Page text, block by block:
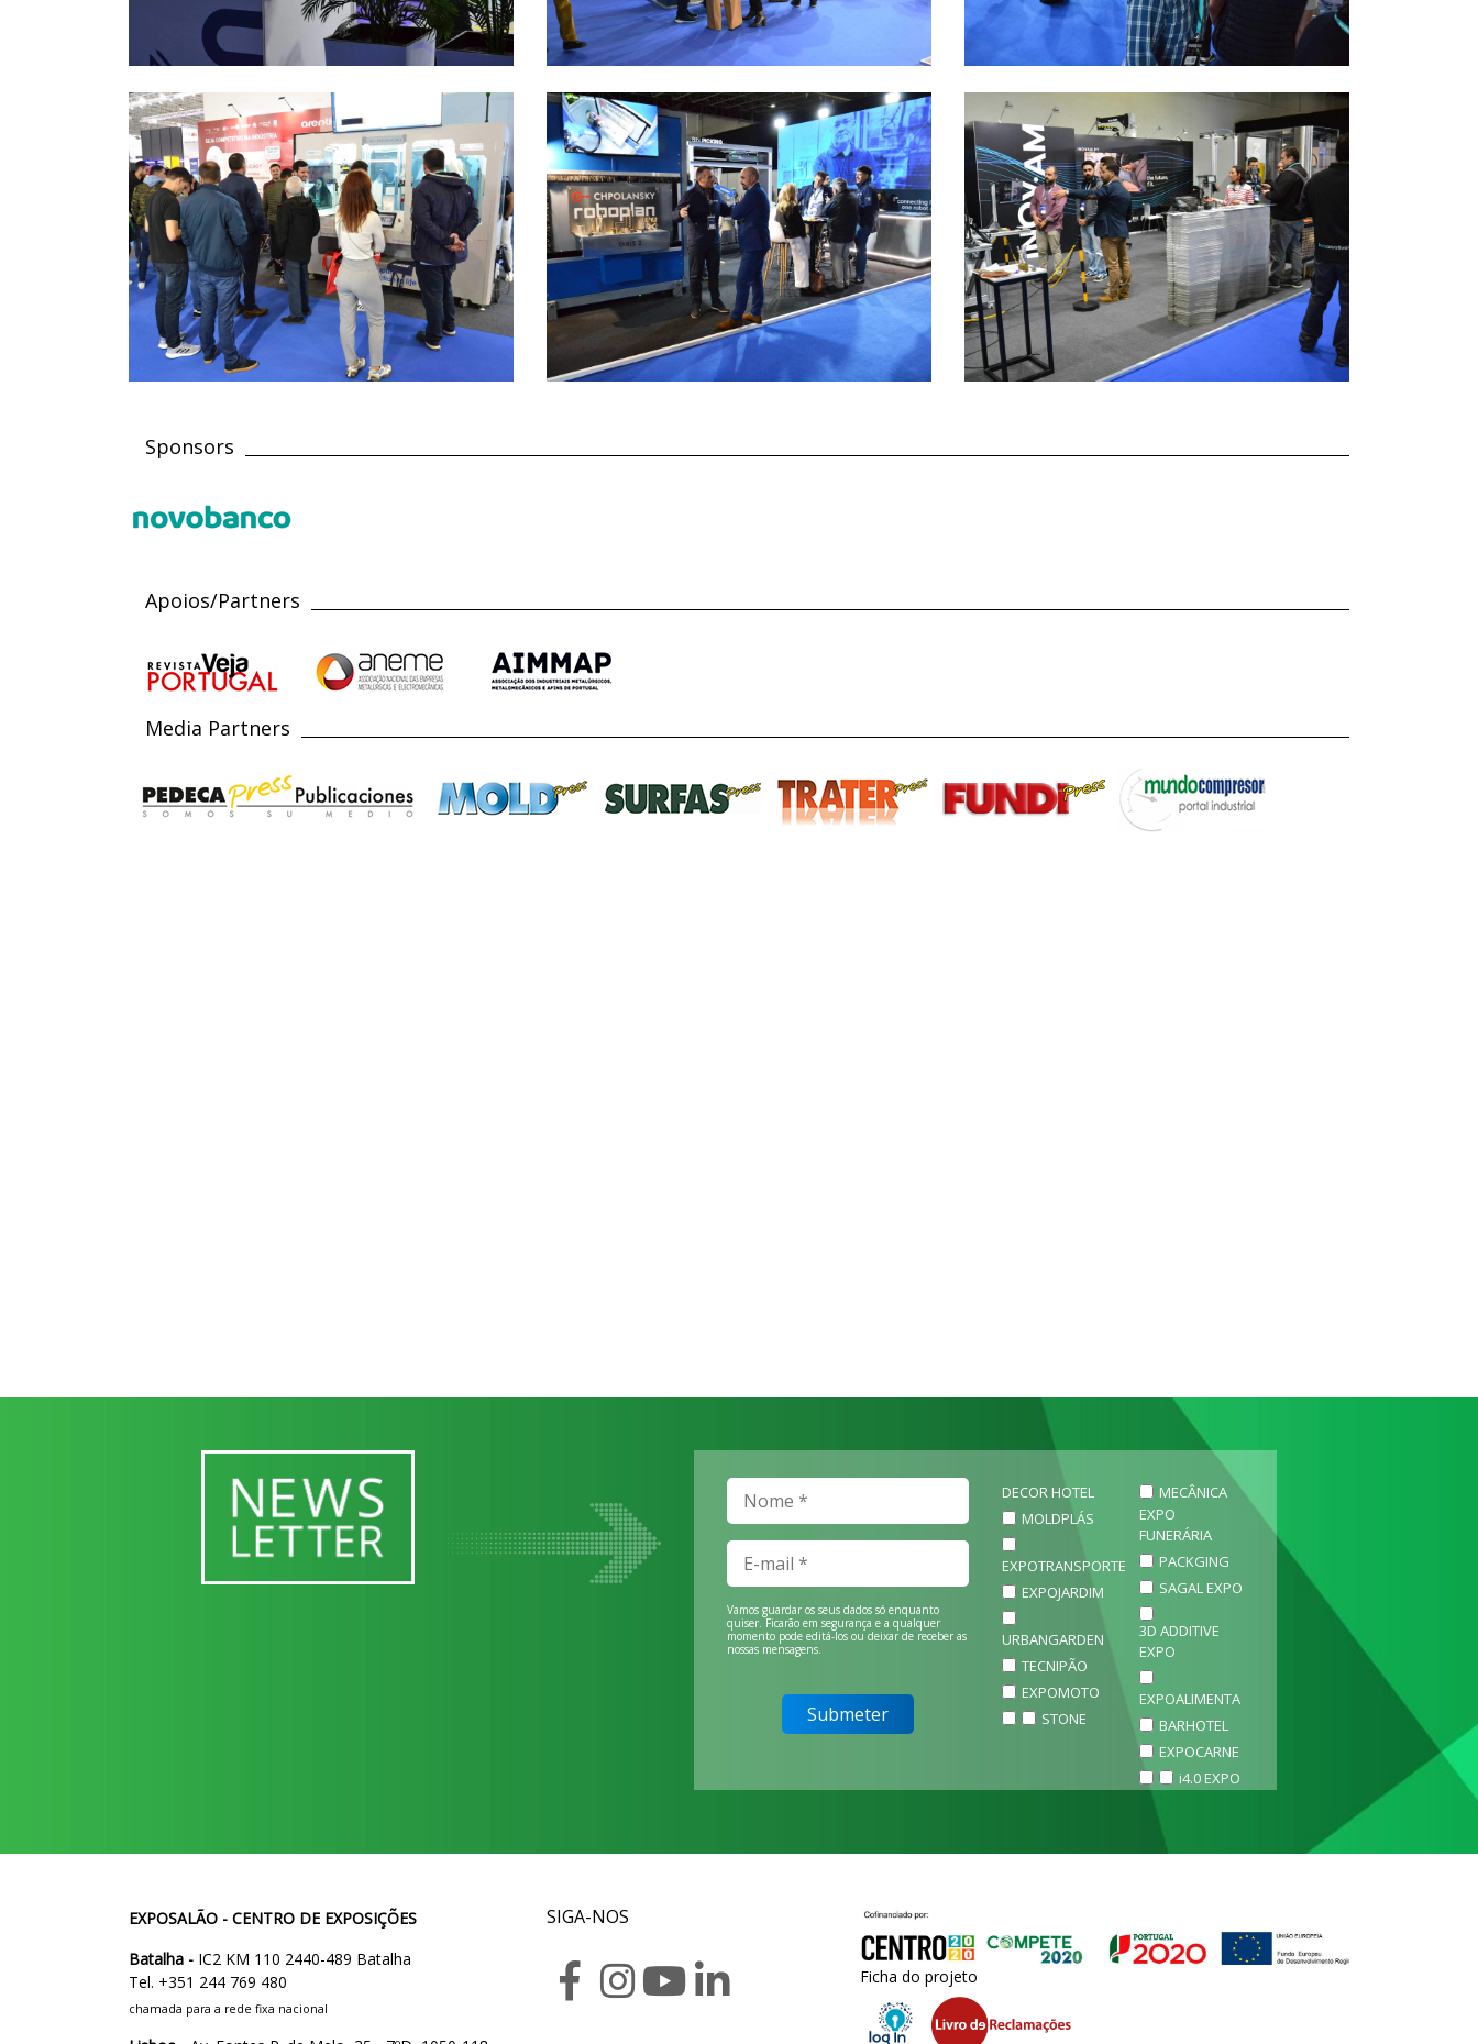
Sponsors
Apoios/Partners
Media Partners
Vamos guardar os seus dados só enquanto
quiser. Ficarão em segurança e a qualquer
momento pode editá-los ou deixar de receber as
nossas mensagens.
DECOR HOTEL
MOLDPLÁS
EXPOTRANSPORTE
EXPOJARDIM
URBANGARDEN
TECNIPÃO
EXPOMOTO
STONE
MECÂNICA
EXPO
FUNERÁRIA
PACKGING
SAGAL EXPO
3D ADDITIVE
EXPO
EXPOALIMENTA
BARHOTEL
EXPOCARNE
i4.0 EXPO
EXPOSALÃO - CENTRO DE EXPOSIÇÕES
Batalha - IC2 KM 110 2440-489 Batalha
Tel. +351 244 769 480
chamada para a rede fixa nacional
SIGA-NOS
Ficha do projeto